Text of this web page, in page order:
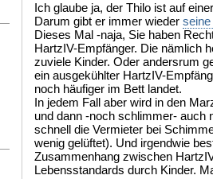
Ich glaube ja, der Thilo ist auf
Darum gibt er immer wieder
Dieses Mal -naja, Sie haben
HartzIV-Empfänger. Die nämlich
zuviele Kinder. Oder andersrum
ein ausgekühlter HartzIV-
noch häufiger im Bett landet.
In jedem Fall aber wird in den
und dann -noch schlimmer- auch
schnell die Vermieter bei
wenig gelüftet). Und irgendwie
Zusammenhang zwischen
Lebensstandards durch Kinder.